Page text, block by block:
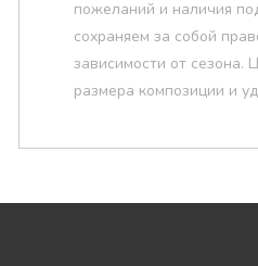
пожеланий и наличия
сохраняем за собой
зависимости от сезона.
размера композиции и